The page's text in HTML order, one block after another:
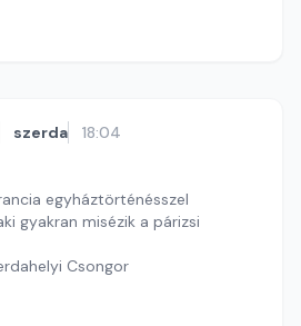
szerda 18:04
egyháztörténésszel
gyakran misézik a párizsi
Csongor